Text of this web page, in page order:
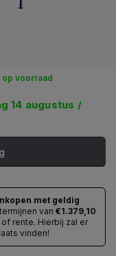
op voorraad
14 augustus /
met geldig
van €1.379,10
rente. Hierbij zal er
vinden!